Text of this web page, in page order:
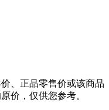
、正品零售价或该商品
价，仅供您参考。